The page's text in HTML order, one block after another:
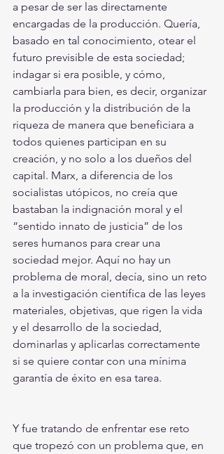
a pesar de ser las directamente
encargadas de la producción. Quería,
basado en tal conocimiento, otear el
futuro previsible de esta sociedad;
indagar si era posible, y cómo,
cambiarla para bien, es decir, organizar
la producción y la distribución de la
riqueza de manera que beneficiara a
todos quienes participan en su
creación, y no solo a los dueños del
capital. Marx, a diferencia de los
socialistas utópicos, no creía que
bastaban la indignación moral y el
“sentido innato de justicia” de los
seres humanos para crear una
sociedad mejor. Aquí no hay un
problema de moral, decía, sino un reto
a la investigación científica de las leyes
materiales, objetivas, que rigen la vida
y el desarrollo de la sociedad,
dominarlas y aplicarlas correctamente
si se quiere contar con una mínima
garantía de éxito en esa tarea.
Y fue tratando de enfrentar ese reto
que tropezó con un problema que, en